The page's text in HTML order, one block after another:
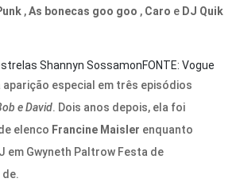
,As bonecas goo goo , Caro e DJ Quik
Shannyn SossamonFONTE: Vogue
aparição especial em três episódios
e David. Dois anos depois, ela foi
elenco Francine Maisler enquanto
em Gwyneth Paltrow Festa de